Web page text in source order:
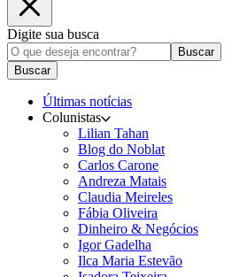
Digite sua busca
Buscar
Buscar
Últimas notícias
Colunistas
Lilian Tahan
Blog do Noblat
Carlos Carone
Andreza Matais
Claudia Meireles
Fábia Oliveira
Dinheiro & Negócios
Igor Gadelha
Ilca Maria Estevão